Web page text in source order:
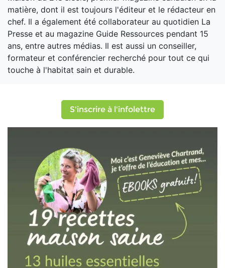
matière, dont il est toujours l'éditeur et le rédacteur en
chef. Il a également été collaborateur au quotidien La
Presse et au magazine Guide Ressources pendant 15
ans, entre autres médias. Il est aussi un conseiller,
formateur et conférencier recherché pour tout ce qui
touche à l'habitat sain et durable.
S'inscrire à l'infolettre